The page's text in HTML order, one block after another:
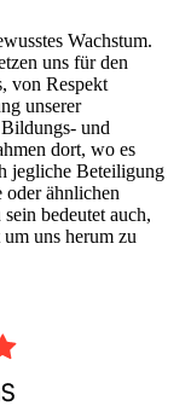
Wachstum.
uns für den
von Respekt
unserer
und
dort, wo es
jegliche Beteiligung
ähnlichen
bedeutet auch,
uns herum zu